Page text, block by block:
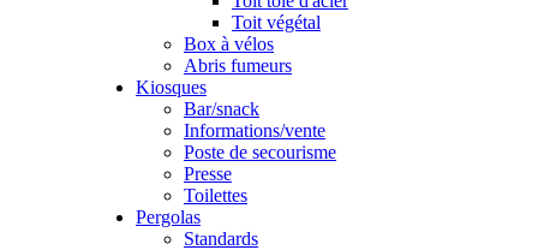
Toit végétal
Box à vélos
Abris fumeurs
Kiosques
Bar/snack
Informations/vente
Poste de secourisme
Presse
Toilettes
Pergolas
Standards